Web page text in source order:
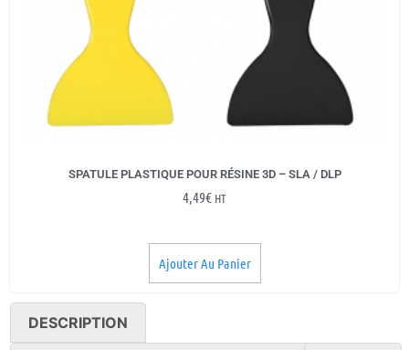
SPATULE PLASTIQUE POUR RÉSINE 3D – SLA / DLP
4,49€ HT
Ajouter Au Panier
DESCRIPTION